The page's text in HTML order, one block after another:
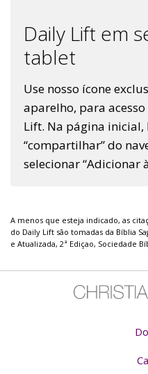
Daily Lift em
tablet
Use nosso ícone
aparelho, para
Lift. Na página
“compartilhar” do
selecionar “Adicionar
A menos que esteja indicado, as
do Daily Lift são tomadas da Bíblia
e Atualizada, 2ª Ediçao, Sociedade